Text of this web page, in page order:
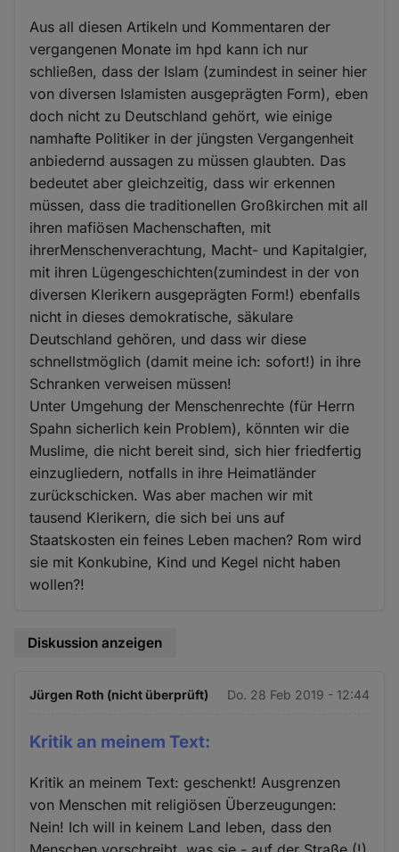
Aus all diesen Artikeln und Kommentaren der
vergangenen Monate im hpd kann ich nur
schließen, dass der Islam (zumindest in seiner hier
von diversen Islamisten ausgeprägten Form), eben
doch nicht zu Deutschland gehört, wie einige
namhafte Politiker in der jüngsten Vergangenheit
anbiedernd aussagen zu müssen glaubten. Das
bedeutet aber gleichzeitig, dass wir erkennen
müssen, dass die traditionellen Großkirchen mit all
ihren mafiösen Machenschaften, mit
ihrerMenschenverachtung, Macht- und Kapitalgier,
mit ihren Lügengeschichten(zumindest in der von
diversen Klerikern ausgeprägten Form!) ebenfalls
nicht in dieses demokratische, säkulare
Deutschland gehören, und dass wir diese
schnellstmöglich (damit meine ich: sofort!) in ihre
Schranken verweisen müssen!
Unter Umgehung der Menschenrechte (für Herrn
Spahn sicherlich kein Problem), könnten wir die
Muslime, die nicht bereit sind, sich hier friedfertig
einzugliedern, notfalls in ihre Heimatländer
zurückschicken. Was aber machen wir mit
tausend Klerikern, die sich bei uns auf
Staatskosten ein feines Leben machen? Rom wird
sie mit Konkubine, Kind und Kegel nicht haben
wollen?!
Diskussion anzeigen
Jürgen Roth (nicht überprüft) Do. 28 Feb 2019 - 12:44
Kritik an meinem Text:
Kritik an meinem Text: geschenkt! Ausgrenzen
von Menschen mit religiösen Überzeugungen:
Nein! Ich will in keinem Land leben, dass den